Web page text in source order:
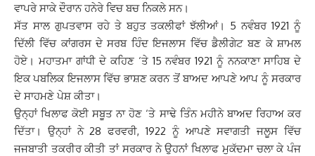
ਵਾਪਰੇ ਸਾਕੇ ਦੌਰਾਨ ਹਨੇਰੇ ਵਿਚ ਬਚ ਨਿਕਲੇ ਸਨ।
ਸੱਤ ਸਾਲ ਗੁਪਤਵਾਸ ਰਹੇ ਤੇ ਬਹੁਤ ਤਕਲੀਫਾਂ ਝੱਲੀਆਂ। 5 ਨਵੰਬਰ 1921 ਨੂੰ
ਦਿੱਲੀ ਵਿੱਚ ਕਾਂਗਰਸ ਦੇ ਸਰਬ ਹਿੰਦ ਇਜਲਾਸ ਵਿੱਚ ਡੈਲੀਗੇਟ ਬਣ ਕੇ ਸ਼ਾਮਲ
ਹੋਏ। ਮਹਾਤਮਾ ਗਾਂਧੀ ਦੇ ਕਹਿਣ ‘ਤੇ 15 ਨਵੰਬਰ 1921 ਨੂੰ ਨਨਕਾਣਾ ਸਾਹਿਬ ਦੇ
ਇਕ ਪਬਲਿਕ ਇਜਲਾਸ ਵਿੱਚ ਭਾਸ਼ਣ ਕਰਨ ਤੋਂ ਬਾਅਦ ਆਪਣੇ ਆਪ ਨੂੰ ਸਰਕਾਰ
ਦੇ ਸਾਹਮਣੇ ਪੇਸ਼ ਕੀਤਾ।
ਉਨ੍ਹਾਂ ਖਿਲਾਫ ਕੋਈ ਸਬੂਤ ਨਾ ਹੋਣ ‘ਤੇ ਸਾਢੇ ਤਿੰਨ ਮਹੀਨੇ ਬਾਅਦ ਰਿਹਾਅ ਕਰ
ਦਿੱਤਾ। ਉਨ੍ਹਾਂ ਨੇ 28 ਫਰਵਰੀ, 1922 ਨੂੰ ਆਪਣੇ ਸਵਾਗਤੀ ਜਲੂਸ ਵਿੱਚ
ਜਜਬਾਤੀ ਤਕਰੀਰ ਕੀਤੀ ਤਾਂ ਸਰਕਾਰ ਨੇ ਉਹਨਾਂ ਖਿਲਾਫ ਮੁਕੱਦਮਾ ਚਲਾ ਕੇ ਪੰਜ